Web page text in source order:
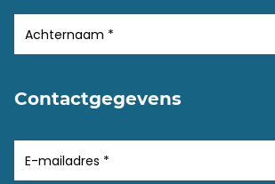
Contactgegevens